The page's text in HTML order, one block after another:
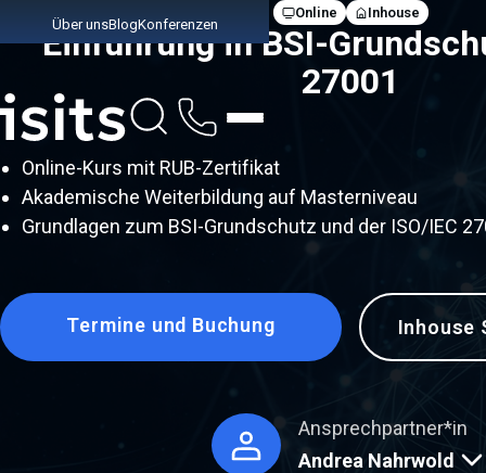
Über unsBlogKonferenzen
Link zur Startseite
Online Inhouse
Einführung in BSI-
27001
Online-Kurs mit RUB-Zertifikat
Akademische Weiterbildung auf Masterniveau
Grundlagen zum BSI-Grundschutz und der ISO/IEC
Termine und Buchung Inhouse
Ansprechpartner*in
Andrea Nahrwold